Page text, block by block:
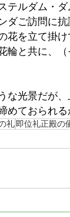
テルダム・
ダご訪問に
花を立て掛
輪と共に、
な光景だが
めておられ
礼 即位礼正殿の